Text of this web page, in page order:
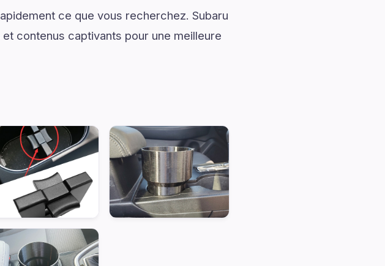
ce que vous recherchez. Subaru
contenus captivants pour une meilleure